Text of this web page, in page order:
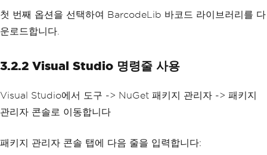
첫 번째 옵션을 선택하여 BarcodeLib 바코드 라이브러리를 다
운로드합니다.
3.2.2 Visual Studio 명령줄 사용
Visual Studio에서 도구 -> NuGet 패키지 관리자 -> 패키지
관리자 콘솔로 이동합니다
패키지 관리자 콘솔 탭에 다음 줄을 입력합니다: